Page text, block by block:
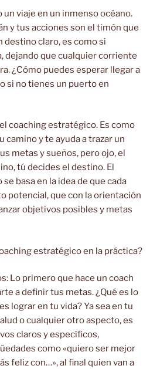
un viaje en un inmenso océano.
y tus acciones son el timón que
destino claro, es como si
dejando que cualquier corriente
¿Cómo puedes esperar llegar a
si no tienes un puerto en
coaching estratégico. Es como
camino y te ayuda a trazar un
metas y sueños, pero ojo, el
tú decides el destino. El
basa en la idea de que cada
potencial, que con la orientación
objetivos posibles y metas
estratégico en la práctica?
Lo primero que hace un coach
a definir tus metas. ¿Qué es lo
lograr en tu vida? Ya sea en tu
o cualquier otro aspecto, es
claros y específicos,
como «quiero ser mejor
feliz con…», al final quien van a